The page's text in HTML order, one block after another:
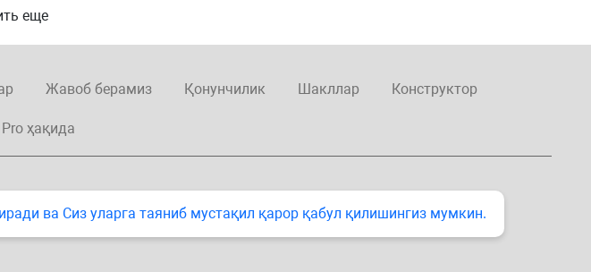
еще
Жавоб берамиз Қонунчилик Шакллар Конструктор
ҳақида
ва Сиз уларга таяниб мустақил қарор қабул қилишингиз мумкин.